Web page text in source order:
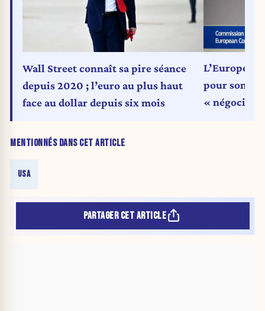
MENTIONNÉS DANS CET ARTICLE
USA
Wall Street connaît sa pire séance
depuis 2020 ; l’euro au plus haut
face au dollar depuis six mois
L’Europe
pour son
«
PARTAGER CET ARTICLE